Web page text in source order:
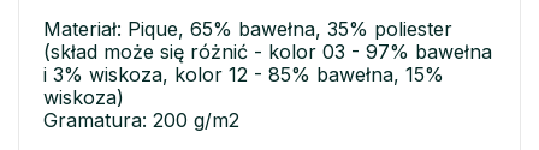
Materiał: Pique, 65% bawełna, 35% poliester
(skład może się różnić - kolor 03 - 97% bawełna
i 3% wiskoza, kolor 12 - 85% bawełna, 15%
wiskoza)
Gramatura: 200 g/m2